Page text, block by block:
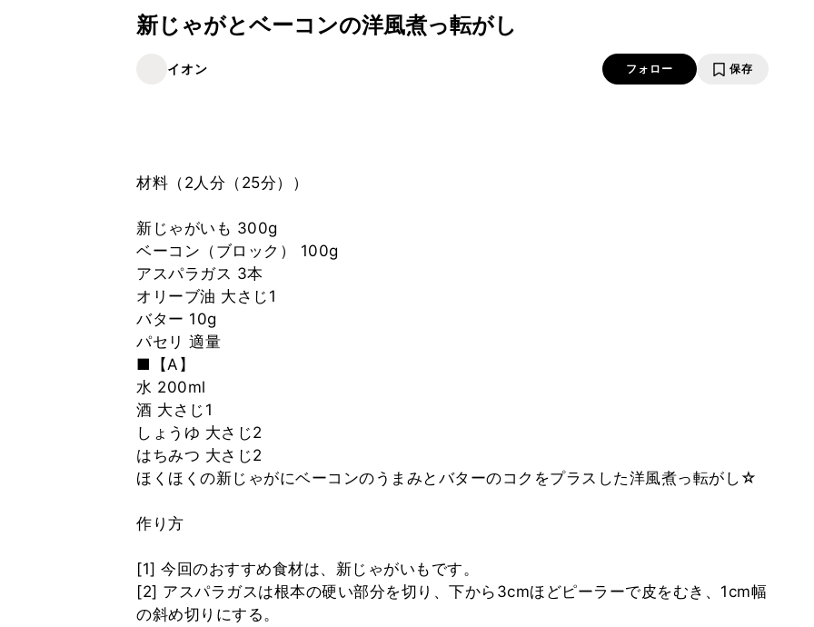
新じゃがとベーコンの洋風煮っ転がし
イオン フォロー 保存
材料（2人分（25分））
新じゃがいも 300g
ベーコン（ブロック） 100g
アスパラガス 3本
オリーブ油 大さじ1
バター 10g
パセリ 適量
■【A】
水 200ml
酒 大さじ1
しょうゆ 大さじ2
はちみつ 大さじ2
ほくほくの新じゃがにベーコンのうまみとバターのコクをプラスした洋風煮っ転がし☆
作り方
[1] 今回のおすすめ食材は、新じゃがいもです。
[2] アスパラガスは根本の硬い部分を切り、下から3cmほどピーラーで皮をむき、1cm幅
の斜め切りにする。